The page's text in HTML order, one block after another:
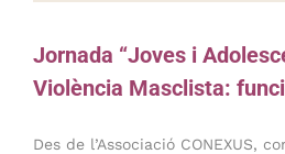
Jornada “Joves i
Violència Masclista:
Des de l’Associació CONEXUS,